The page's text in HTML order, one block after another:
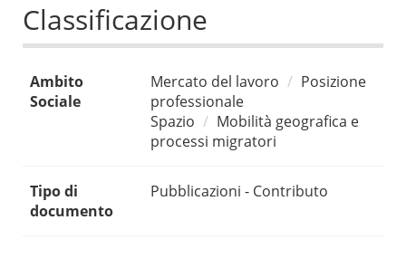
Classificazione
Ambito
Sociale
Mercato del lavoro
Posizione
professionale
Spazio
Mobilità geografica e
processi migratori
Tipo di
documento
Pubblicazioni - Contributo